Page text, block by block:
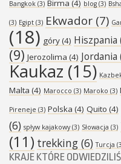
Bangkok (3) Birma (4) blog (3)
(3) Egipt (3) Ekwador (7)
(18) góry(4) Hiszpania
(9) Jerozolima (4) Jordania
Kaukaz (15)
Malta (4) Marocco (3) Maroko (3)
Pireneje (3) Polska (4) Quito (4)
(6) spływ kajakowy(3) Słowacja (3)
(11) trekking (6) Turcja
KRAJE KTÓRE